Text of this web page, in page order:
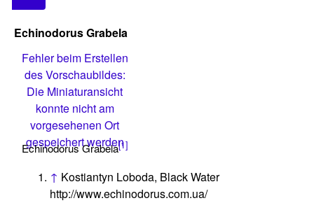
Echinodorus Grabela
Fehler beim Erstellen
des Vorschaubildes:
Die Miniaturansicht
konnte nicht am
vorgesehenen Ort
gespeichert werden
Echinodorus Grabela[1]
↑ Kostiantyn Loboda, Black Water
http://www.echinodorus.com.ua/